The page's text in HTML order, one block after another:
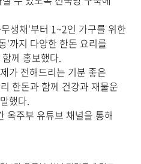
생채'부터 1~2인 가구를 위한
'까지 다양한 한돈 요리를
께 홍보했다.
가 전해드리는 기분 좋은
한돈과 함께 건강과 재물운
했다.
옥주부 유튜브 채널을 통해